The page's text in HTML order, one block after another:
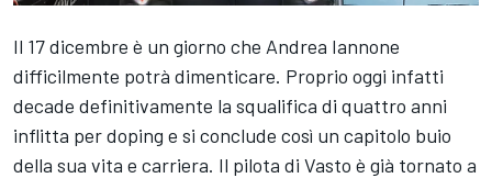
Il 17 dicembre è un giorno che Andrea Iannone
difficilmente potrà dimenticare. Proprio oggi infatti
decade definitivamente la squalifica di quattro anni
inflitta per doping e si conclude così un capitolo buio
della sua vita e carriera. Il pilota di Vasto è già tornato a